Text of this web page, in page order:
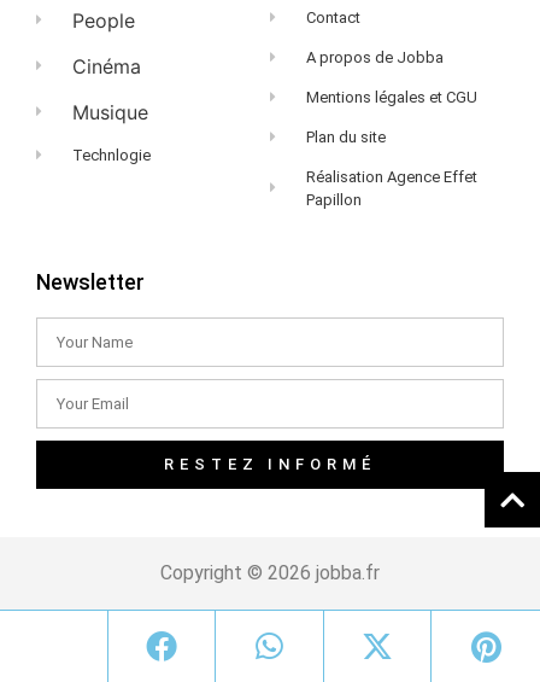
People
Cinéma
Musique
Technlogie
Contact
A propos de Jobba
Mentions légales et CGU
Plan du site
Réalisation Agence Effet
Papillon
Newsletter
RESTEZ INFORMÉ
Copyright © 2026 jobba.fr